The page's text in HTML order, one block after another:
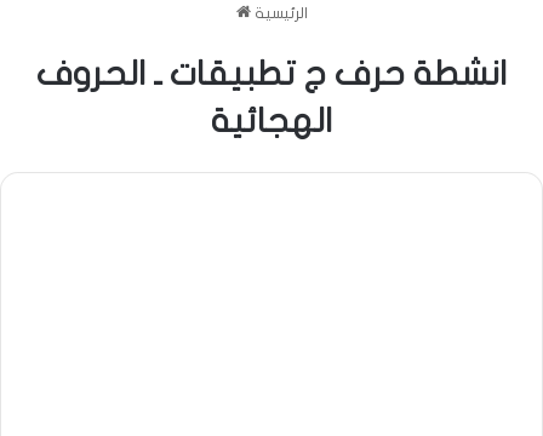
الرئيسية
انشطة حرف ج تطبيقات ـ الحروف
الهجائية